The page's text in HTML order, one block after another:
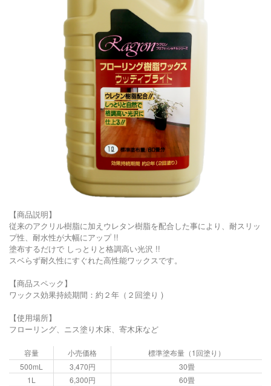
【商品説明】
従来のアクリル樹脂に加えウレタン樹脂を配合した事により、耐スリッ
プ性、耐水性が大幅にアップ !!
塗布するだけで しっとりと格調高い光沢 !!
スベらず耐久性にすぐれた高性能ワックスです。
【商品スペック】
ワックス効果持続期間：約２年（２回塗り )
【使用場所】
フローリング、ニス塗り木床、寄木床など
容量 小売価格
標準塗布量（1回塗り）
500mL
3,470円
30畳
1L
6,300円 60畳